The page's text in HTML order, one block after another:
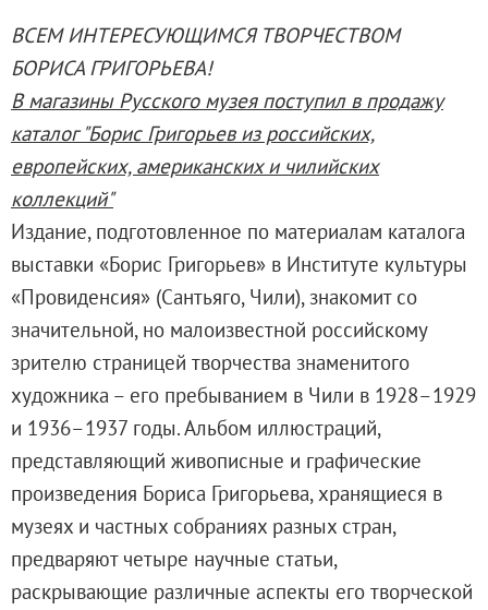
О билетах, льготах и услугах
Правила покупки и возврата билетов
Правила посещения музея
Высказать мнение / Сообщить о проблеме
Экскурсии
Лекции и абонементы
Лекторий
Лекции
Абонементы
Доступный музей
Программы и мероприятия
Социально-культурные проекты
Для СМИ
О Музее
О музее
Генеральный директор
Дирекция
ВСЕМ ИНТЕРЕСУЮЩИМСЯ ТВОРЧЕСТВОМ
БОРИСА ГРИГОРЬЕВА!
В магазины Русского музея поступил в продажу
каталог "Борис Григорьев из российских,
европейских, американских и чилийских
коллекций"
Издание, подготовленное по материалам каталога
выставки «Борис Григорьев» в Институте культуры
«Провиденсия» (Сантьяго, Чили), знакомит со
значительной, но малоизвестной российскому
зрителю страницей творчества знаменитого
художника – его пребыванием в Чили в 1928–1929
и 1936–1937 годы. Альбом иллюстраций,
представляющий живописные и графические
произведения Бориса Григорьева, хранящиеся в
музеях и частных собраниях разных стран,
предваряют четыре научные статьи,
раскрывающие различные аспекты его творческой